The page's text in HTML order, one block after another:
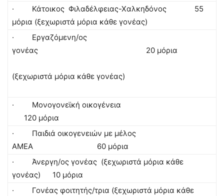
· Κάτοικος Φιλαδέλφειας-Χαλκηδόνος 55
μόρια (ξεχωριστά μόρια κάθε γονέας)
· Εργαζόμενη/ος
γονέας 20 μόρια
(ξεχωριστά μόρια κάθε γονέας)
· Μονογονεϊκή οικογένεια
120 μόρια
· Παιδιά οικογενειών με μέλος
ΑΜΕΑ 60 μόρια
· Άνεργη/ος γονέας (ξεχωριστά μόρια κάθε
γονέας) 10 μόρια
· Γονέας φοιτητής/τρια (ξεχωριστά μόρια κάθε